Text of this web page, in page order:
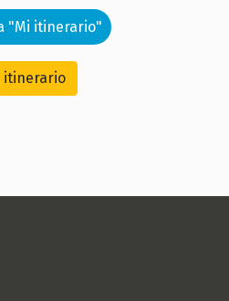
"Mi itinerario"
itinerario